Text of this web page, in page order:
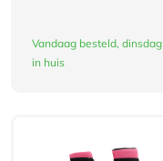
Vandaag besteld, dinsdag
in huis